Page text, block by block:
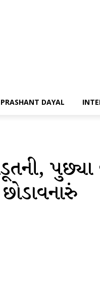
PRASHANT DAYAL
પુછ્યા